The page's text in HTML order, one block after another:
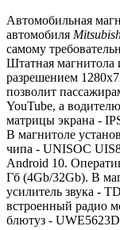
Автомобильная
автомобиля
самому
Штатная магнитола
разрешением
позволит
YouTube, а
матрицы экрана -
В магнитоле
чипа - UNISOC
Android 10.
Гб (4Gb/32Gb). В
усилитель звука -
встроенный радио
блютуз -